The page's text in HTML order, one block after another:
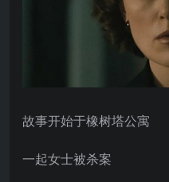
故事开始于橡树塔公寓
一起女士被杀案